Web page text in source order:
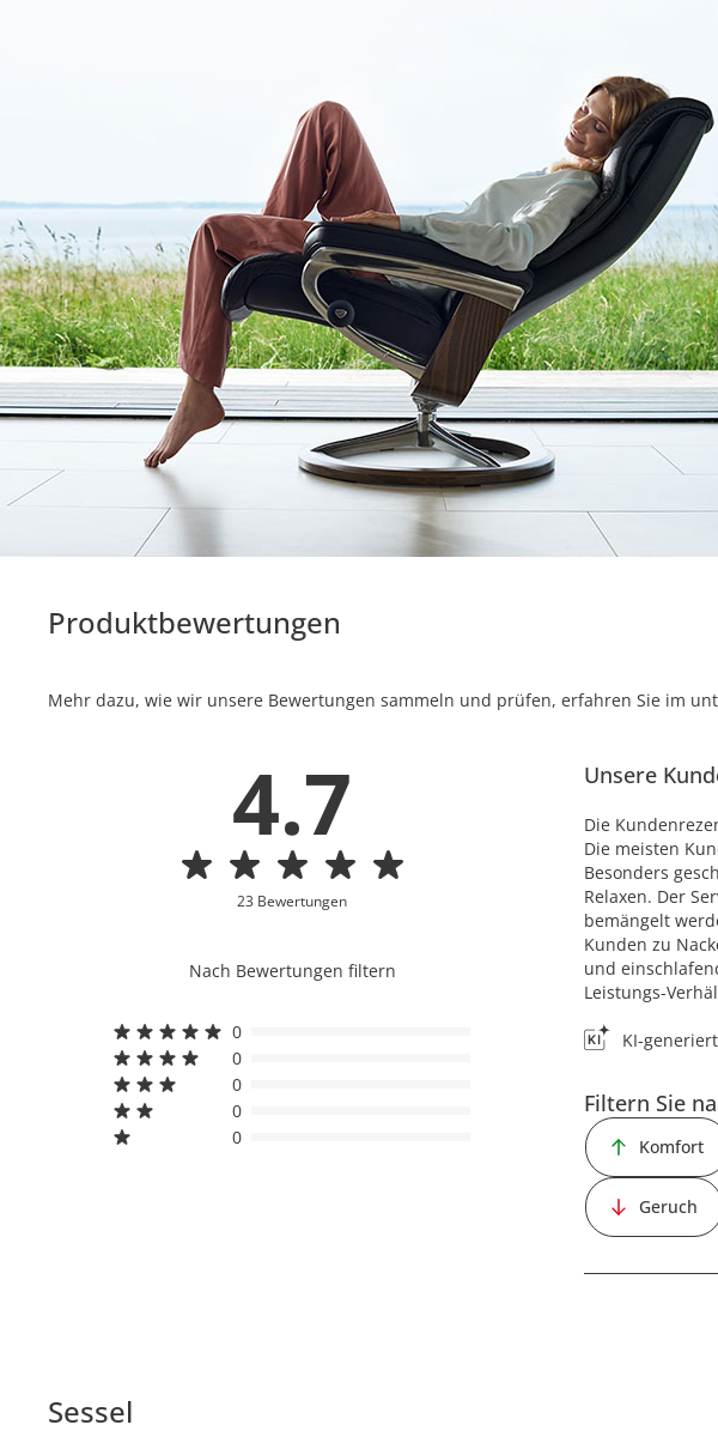
Produktbewertungen
Mehr dazu, wie wir unsere Bewertungen sammeln und prüfen, erfahren Sie im
4.7
23 Bewertungen
Nach Bewertungen filtern
0
0
0
0
0
Unsere
Die
Die meisten
Besonders
Relaxen. Der
bemängelt
Kunden zu
und
Leistungs-
KI-
Filtern Sie
Komfort
Geruch
Sessel